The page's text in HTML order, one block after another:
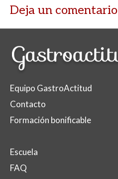
Deja un comentario
Equipo GastroActitud
Contacto
Formación bonificable
Escuela
FAQ